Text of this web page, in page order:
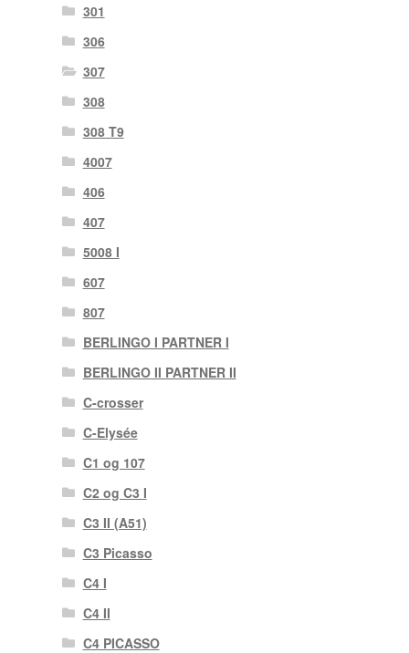
301
306
307
308
308 T9
4007
406
407
5008 I
607
807
BERLINGO I PARTNER I
BERLINGO II PARTNER II
C-crosser
C-Elysée
C1 og 107
C2 og C3 I
C3 II (A51)
C3 Picasso
C4 I
C4 II
C4 PICASSO